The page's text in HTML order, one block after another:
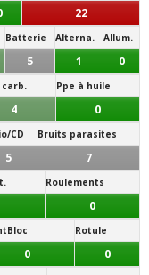
22
Batterie Alterna. Allum.
5 1 0
carb. Ppe à huile
4 0
CD Bruits parasites
5 7
Roulements
0
Rotule
0 0